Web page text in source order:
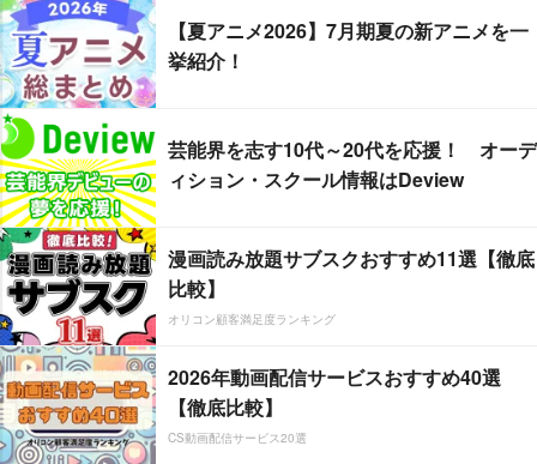
【夏アニメ2026】7月期夏の新アニメを一
挙紹介！
芸能界を志す10代～20代を応援！ オーデ
ィション・スクール情報はDeview
漫画読み放題サブスクおすすめ11選【徹底
比較】
オリコン顧客満足度ランキング
2026年動画配信サービスおすすめ40選
【徹底比較】
CS動画配信サービス20選